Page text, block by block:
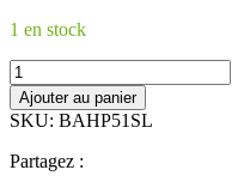
1 en stock
quantité
de
Cisaille
Haie
Professionnelle
Manches
Ajouter au panier
SKU: BAHP51SL
Partagez :